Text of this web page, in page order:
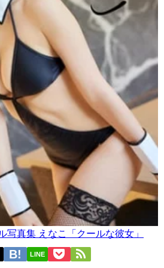
写真集 えなこ「クールな彼女」
LINE